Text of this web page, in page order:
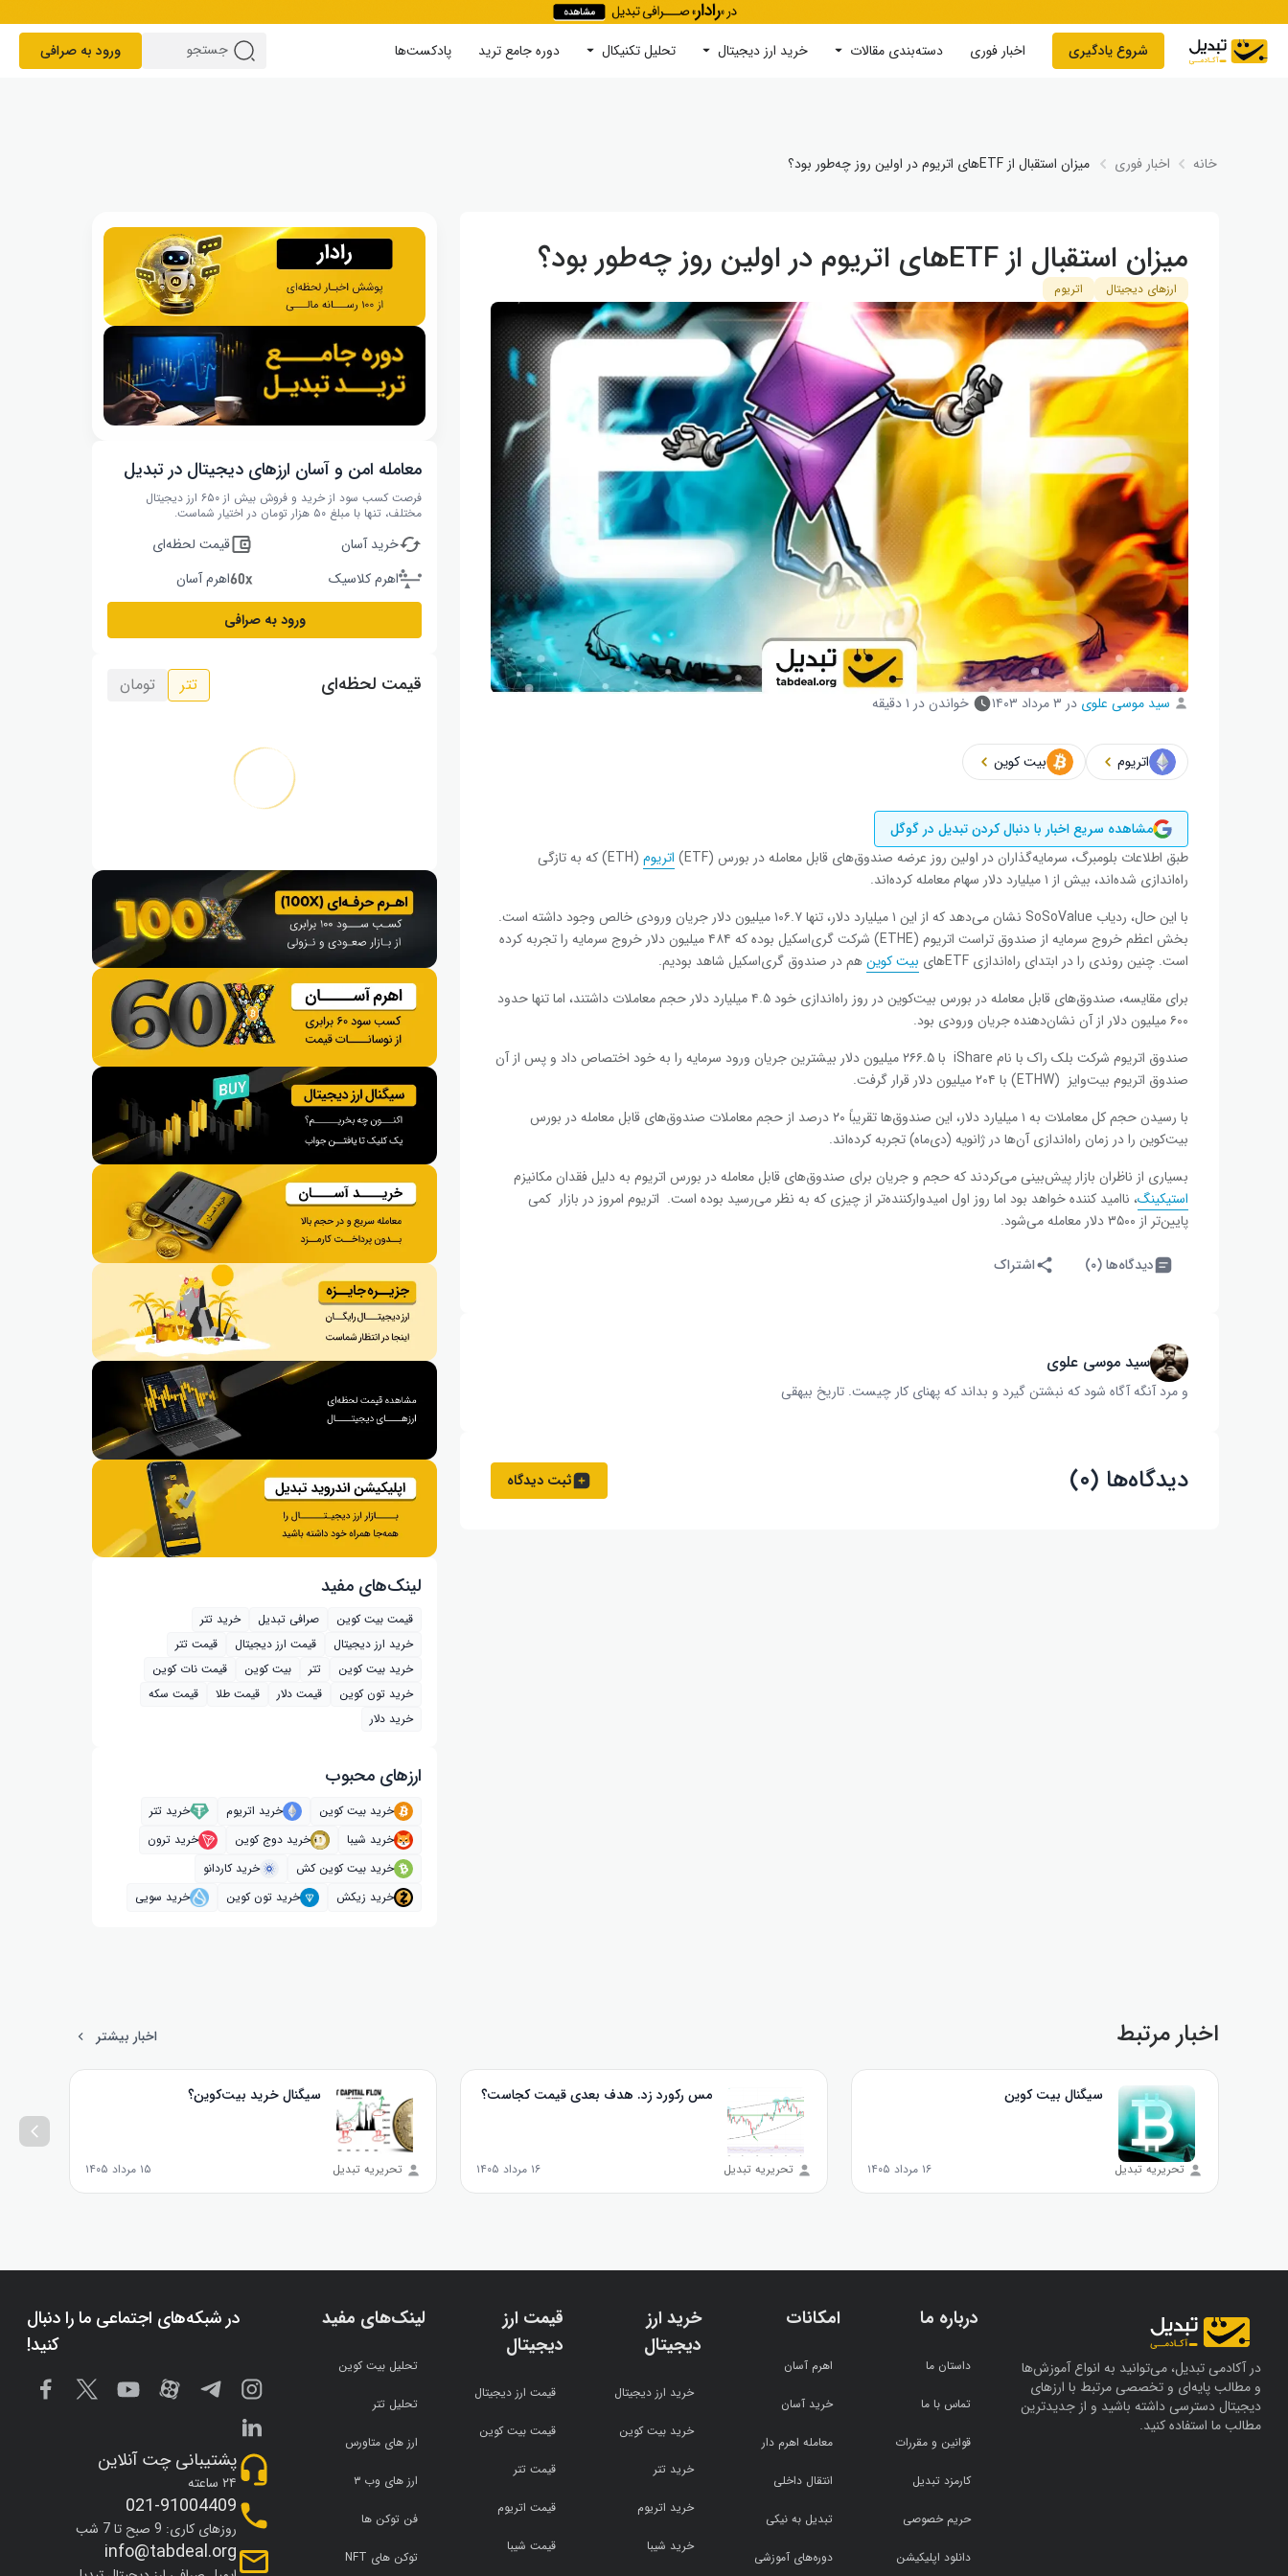
شروع یادگیری اخبار فوری دسته‌بندی مقالات خرید ارز دیجیتال تحلیل تکنیکال دوره‌ جامع ترید پادکست‌ها جستجو ورود به صرافی
خانه اخبار فوری میزان استقبال از ETFهای اتریوم در اولین روز چه‌طور بود؟
میزان استقبال از ETFهای اتریوم در اولین روز چه‌طور بود؟
ارزهای دیجیتال اتریوم
سید موسی علوی در ۳ مرداد ۱۴۰۳ خواندن در ۱ دقیقه
اتریوم بیت کوین
مشاهده سریع اخبار با دنبال کردن تبدیل در گوگل
طبق اطلاعات بلومبرگ، سرمایه‌گذاران در اولین روز عرضه صندوق‌های قابل معامله در بورس (ETF)
اتریوم
(ETH) که به تازگی
راه‌اندازی شده‌اند، بیش از ۱ میلیارد دلار سهام معامله کرده‌اند.
با این حال، ردیاب SoSoValue نشان می‌دهد که از این ۱ میلیارد دلار، تنها ۱۰۶.۷ میلیون دلار جریان ورودی خالص وجود داشته است.
بخش اعظم خروج سرمایه از صندوق تراست اتریوم (ETHE) شرکت گری‌اسکیل بوده که ۴۸۴ میلیون دلار خروج سرمایه را تجربه کرده
است. چنین روندی را در ابتدای راه‌اندازی ETFهای
بیت ‌کوینهم در صندوق گری‌اسکیل شاهد بودیم.
برای مقایسه، صندوق‌های قابل معامله در بورس بیت‌کوین در روز راه‌اندازی خود ۴.۵ میلیارد دلار حجم معاملات داشتند، اما تنها حدود
۶۰۰ میلیون دلار از آن نشان‌دهنده جریان ورودی بود.
صندوق اتریوم شرکت بلک راک با نام iShare با ۲۶۶.۵ میلیون دلار بیشترین جریان ورود سرمایه را به خود اختصاص داد و پس از آن
صندوق اتریوم بیت‌وایز (ETHW) با ۲۰۴ میلیون دلار قرار گرفت.
با رسیدن حجم کل معاملات به ۱ میلیارد دلار، این صندوق‌ها تقریباً ۲۰ درصد از حجم معاملات صندوق‌های قابل معامله در بورس
بیت‌کوین را در زمان راه‌اندازی آن‌ها در ژانویه (دی‌ماه)‌ تجربه کرده‌اند.
بسیاری از ناظران بازار پیش‌بینی می‌کردند که حجم و جریان برای صندوق‌های قابل معامله در بورس اتریوم به دلیل فقدان مکانیزم
استیکینگ، ناامید کننده خواهد بود اما روز اول امیدوارکننده‌تر از چیزی که به نظر می‌رسید بوده است. اتریوم امروز در بازار کمی
پایین‌تر از ۳۵۰۰ دلار معامله می‌شود.
دیدگاه‌ها (۰) اشتراک
سید موسی علوی
و مرد آنگه آگاه شود که نبشتن گیرد و بداند که پهنای کار چیست‌. تاریخ بیهقی
دیدگاه‌ها (۰) ثبت دیدگاه
معامله امن و آسان ارزهای دیجیتال در تبدیل
فرصت کسب سود از خرید و فروش بیش از ۶۵۰ ارز دیجیتال
مختلف، تنها با مبلغ ۵۰ هزار تومان در اختیار شماست.
خرید آسان
قیمت لحظه‌ای
اهرم کلاسیک
اهرم آسان
ورود به صرافی
قیمت لحظه‌ای تتر تومان
لینک‌های مفید
قیمت بیت کوین صرافی تبدیل
خرید تتر
خرید ارز دیجیتال
قیمت ارز دیجیتال
قیمت تتر
خرید بیت‌ کوین
تتر بیت کوین
قیمت نات کوین
خرید تون کوین
قیمت دلار قیمت طلا
قیمت سکه
خرید دلار
ارز‌های محبوب
خرید بیت کوین خرید اتریوم
خرید تتر
خرید شیبا
خرید دوج کوین
خرید ترون
خرید بیت کوین کش
خرید کاردانو
خرید زیکش
خرید تون کوین خرید سویی
اخبار مرتبط اخبار بیشتر
سیگنال بیت‌ کوین
تحریریه تبدیل ۱۶ مرداد ۱۴۰۵
مس رکورد زد. هدف بعدی قیمت کجاست؟
تحریریه تبدیل ۱۶ مرداد ۱۴۰۵
سیگنال خرید بیت‌کوین؟
تحریریه تبدیل ۱۵ مرداد ۱۴۰۵
در آکادمی تبدیل، می‌توانید به انواع آموزش‌ها
و مطالب پایه‌ای و تخصصی مرتبط با ارزهای
دیجیتال دسترسی داشته باشید و از جدیدترین
مطالب ما استفاده کنید.
درباره ما
داستان ما
تماس با ما
قوانین و مقررات
کارمزد تبدیل
حریم خصوصی
دانلود اپلیکیشن
امکانات
اهرم آسان
خرید آسان
معامله اهرم دار
انتقال داخلی
تبدیل به نیکی
دوره‌های آموزشی
خرید ارز
دیجیتال
خرید ارز دیجیتال
خرید بیت کوین
خرید تتر
خرید اتریوم
خرید شیبا
قیمت ارز
دیجیتال
قیمت ارز دیجیتال
قیمت بیت کوین
قیمت تتر
قیمت اتریوم
قیمت شیبا
لینک‌های مفید
تحلیل بیت کوین
تحلیل تتر
ارز های متاورس
ارز های وب ۳
فن توکن ها
توکن های NFT
در شبکه‌های اجتماعی ما را دنبال
کنید!
پشتیبانی چت آنلاین
۲۴ ساعته
021-91004409
روزهای کاری: 9 صبح تا 7 شب
info@tabdeal.org